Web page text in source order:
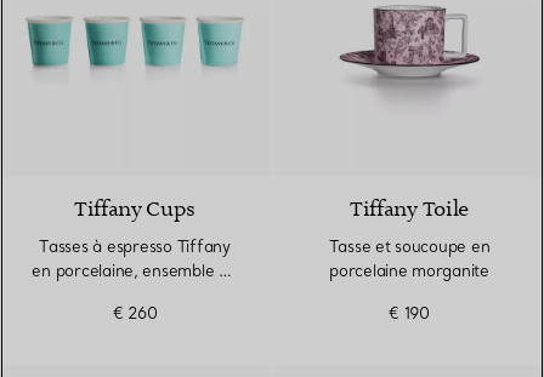
Tiffany Cups
Tasses à espresso Tiffany
en porcelaine, ensemble de
€ 260
Tiffany Toile
Tasse et soucoupe en
porcelaine morganite
€ 190